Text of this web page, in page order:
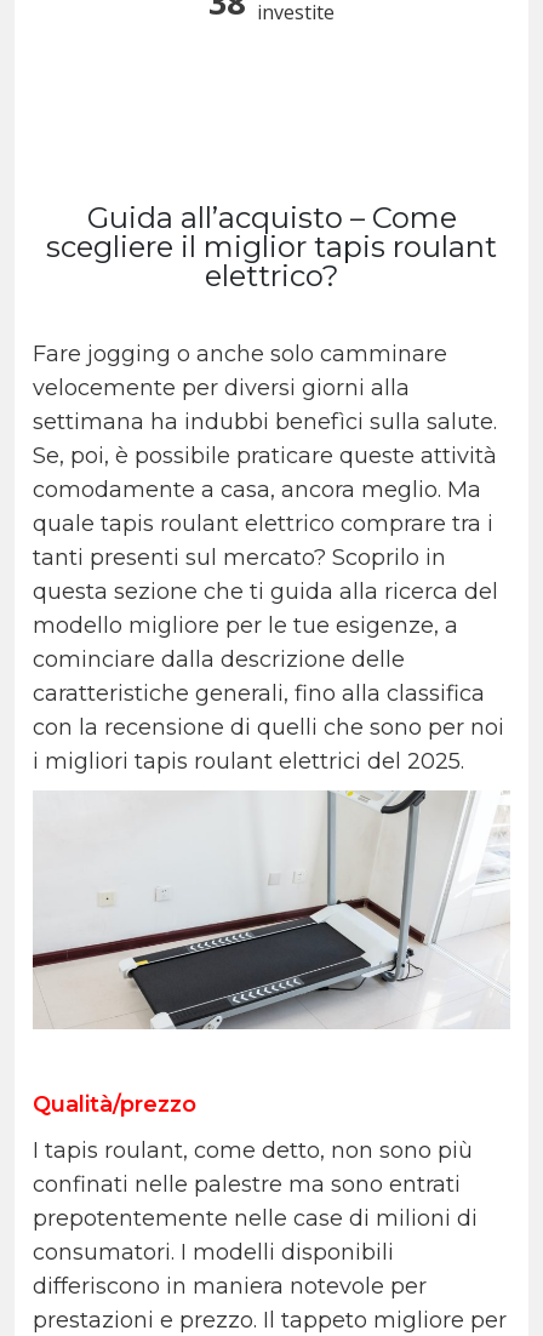
investite
Guida all’acquisto – Come
scegliere il miglior tapis roulant
elettrico?
Fare jogging o anche solo camminare
velocemente per diversi giorni alla
settimana ha indubbi benefìci sulla salute.
Se, poi, è possibile praticare queste attività
comodamente a casa, ancora meglio. Ma
quale tapis roulant elettrico comprare tra i
tanti presenti sul mercato? Scoprilo in
questa sezione che ti guida alla ricerca del
modello migliore per le tue esigenze, a
cominciare dalla descrizione delle
caratteristiche generali, fino alla classifica
con la recensione di quelli che sono per noi
i migliori tapis roulant elettrici del 2025.
Qualità/prezzo
I tapis roulant, come detto, non sono più
confinati nelle palestre ma sono entrati
prepotentemente nelle case di milioni di
consumatori. I modelli disponibili
differiscono in maniera notevole per
prestazioni e prezzo. Il tappeto migliore per